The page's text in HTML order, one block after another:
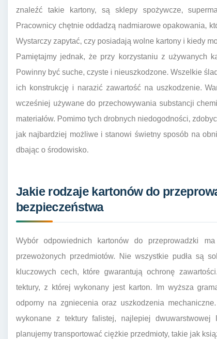
znaleźć takie kartony, są sklepy spożywcze,
Pracownicy chętnie oddadzą nadmiarowe opakowania,
Wystarczy zapytać, czy posiadają wolne kartony i kiedy
Pamiętajmy jednak, że przy korzystaniu z używanych
Powinny być suche, czyste i nieuszkodzone. Wszelkie
ich konstrukcję i narazić zawartość na uszkodzenie.
wcześniej używane do przechowywania substancji
materiałów. Pomimo tych drobnych niedogodności,
jak najbardziej możliwe i stanowi świetny sposób na
dbając o środowisko.
Jakie rodzaje kartonów do
bezpieczeństwa
Wybór odpowiednich kartonów do przeprowadzki
przewożonych przedmiotów. Nie wszystkie pudła są
kluczowych cech, które gwarantują ochronę
tektury, z której wykonany jest karton. Im wyższa
odporny na zgniecenia oraz uszkodzenia
wykonane z tektury falistej, najlepiej dwuwarstwowej
planujemy transportować ciężkie przedmioty, takie jak